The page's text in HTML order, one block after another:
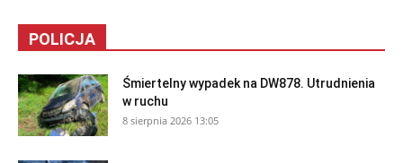
POLICJA
Śmiertelny wypadek na DW878. Utrudnienia
w ruchu
8 sierpnia 2026 13:05